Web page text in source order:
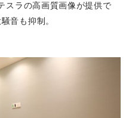
スラの高画質画像が提供で
音も抑制。